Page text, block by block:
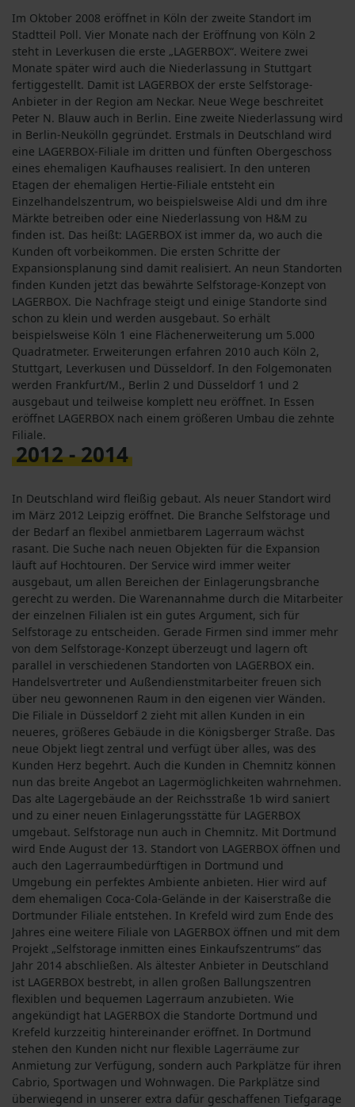
Im Oktober 2008 eröffnet in Köln der zweite Standort im
Stadtteil Poll. Vier Monate nach der Eröffnung von Köln 2
steht in Leverkusen die erste „LAGERBOX“. Weitere zwei
Monate später wird auch die Niederlassung in Stuttgart
fertiggestellt. Damit ist LAGERBOX der erste Selfstorage-
Anbieter in der Region am Neckar. Neue Wege beschreitet
Peter N. Blauw auch in Berlin. Eine zweite Niederlassung wird
in Berlin-Neukölln gegründet. Erstmals in Deutschland wird
eine LAGERBOX-Filiale im dritten und fünften Obergeschoss
eines ehemaligen Kaufhauses realisiert. In den unteren
Etagen der ehemaligen Hertie-Filiale entsteht ein
Einzelhandelszentrum, wo beispielsweise Aldi und dm ihre
Märkte betreiben oder eine Niederlassung von H&M zu
finden ist. Das heißt: LAGERBOX ist immer da, wo auch die
Kunden oft vorbeikommen. Die ersten Schritte der
Expansionsplanung sind damit realisiert. An neun Standorten
finden Kunden jetzt das bewährte Selfstorage-Konzept von
LAGERBOX. Die Nachfrage steigt und einige Standorte sind
schon zu klein und werden ausgebaut. So erhält
beispielsweise Köln 1 eine Flächenerweiterung um 5.000
Quadratmeter. Erweiterungen erfahren 2010 auch Köln 2,
Stuttgart, Leverkusen und Düsseldorf. In den Folgemonaten
werden Frankfurt/M., Berlin 2 und Düsseldorf 1 und 2
ausgebaut und teilweise komplett neu eröffnet. In Essen
eröffnet LAGERBOX nach einem größeren Umbau die zehnte
Filiale.
2012 - 2014
In Deutschland wird fleißig gebaut. Als neuer Standort wird
im März 2012 Leipzig eröffnet. Die Branche Selfstorage und
der Bedarf an flexibel anmietbarem Lagerraum wächst
rasant. Die Suche nach neuen Objekten für die Expansion
läuft auf Hochtouren. Der Service wird immer weiter
ausgebaut, um allen Bereichen der Einlagerungsbranche
gerecht zu werden. Die Warenannahme durch die Mitarbeiter
der einzelnen Filialen ist ein gutes Argument, sich für
Selfstorage zu entscheiden. Gerade Firmen sind immer mehr
von dem Selfstorage-Konzept überzeugt und lagern oft
parallel in verschiedenen Standorten von LAGERBOX ein.
Handelsvertreter und Außendienstmitarbeiter freuen sich
über neu gewonnenen Raum in den eigenen vier Wänden.
Die Filiale in Düsseldorf 2 zieht mit allen Kunden in ein
neueres, größeres Gebäude in die Königsberger Straße. Das
neue Objekt liegt zentral und verfügt über alles, was des
Kunden Herz begehrt. Auch die Kunden in Chemnitz können
nun das breite Angebot an Lagermöglichkeiten wahrnehmen.
Das alte Lagergebäude an der Reichsstraße 1b wird saniert
und zu einer neuen Einlagerungsstätte für LAGERBOX
umgebaut. Selfstorage nun auch in Chemnitz. Mit Dortmund
wird Ende August der 13. Standort von LAGERBOX öffnen und
auch den Lagerraumbedürftigen in Dortmund und
Umgebung ein perfektes Ambiente anbieten. Hier wird auf
dem ehemaligen Coca-Cola-Gelände in der Kaiserstraße die
Dortmunder Filiale entstehen. In Krefeld wird zum Ende des
Jahres eine weitere Filiale von LAGERBOX öffnen und mit dem
Projekt „Selfstorage inmitten eines Einkaufszentrums“ das
Jahr 2014 abschließen. Als ältester Anbieter in Deutschland
ist LAGERBOX bestrebt, in allen großen Ballungszentren
flexiblen und bequemen Lagerraum anzubieten. Wie
angekündigt hat LAGERBOX die Standorte Dortmund und
Krefeld kurzzeitig hintereinander eröffnet. In Dortmund
stehen den Kunden nicht nur flexible Lagerräume zur
Anmietung zur Verfügung, sondern auch Parkplätze für ihren
Cabrio, Sportwagen und Wohnwagen. Die Parkplätze sind
überwiegend in unserer extra dafür geschaffenen Tiefgarage